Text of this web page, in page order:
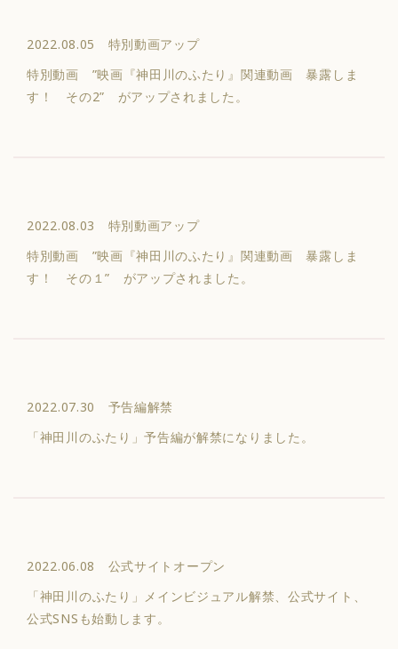
2022.08.05 特別動画アップ
特別動画 ”映画『神田川のふたり』関連動画 暴露しま
す！ その2” がアップされました。
2022.08.03 特別動画アップ
特別動画 ”映画『神田川のふたり』関連動画 暴露しま
す！ その１” がアップされました。
2022.07.30 予告編解禁
「神田川のふたり」予告編が解禁になりました。
2022.06.08 公式サイトオープン
「神田川のふたり」メインビジュアル解禁、公式サイト、
公式SNSも始動します。